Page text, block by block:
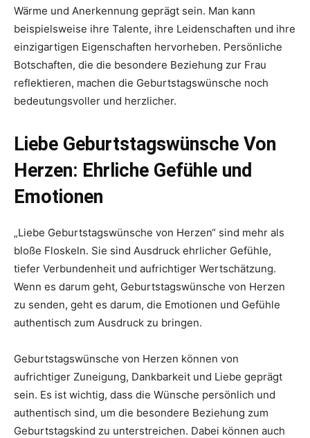
Wärme und Anerkennung geprägt sein. Man kann
beispielsweise ihre Talente, ihre Leidenschaften und ihre
einzigartigen Eigenschaften hervorheben. Persönliche
Botschaften, die die besondere Beziehung zur Frau
reflektieren, machen die Geburtstagswünsche noch
bedeutungsvoller und herzlicher.
Liebe Geburtstagswünsche Von
Herzen: Ehrliche Gefühle und
Emotionen
„Liebe Geburtstagswünsche von Herzen“ sind mehr als
bloße Floskeln. Sie sind Ausdruck ehrlicher Gefühle,
tiefer Verbundenheit und aufrichtiger Wertschätzung.
Wenn es darum geht, Geburtstagswünsche von Herzen
zu senden, geht es darum, die Emotionen und Gefühle
authentisch zum Ausdruck zu bringen.
Geburtstagswünsche von Herzen können von
aufrichtiger Zuneigung, Dankbarkeit und Liebe geprägt
sein. Es ist wichtig, dass die Wünsche persönlich und
authentisch sind, um die besondere Beziehung zum
Geburtstagskind zu unterstreichen. Dabei können auch